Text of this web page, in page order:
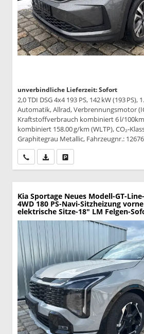
unverbindliche Lieferzeit: Sofort
2,0 TDI DSG 4x4 193 PS, 142 kW (193 PS),
Automatik, Allrad, Verbrennungsmotor
Kraftstoffverbrauch kombiniert 6 l/100km
kombiniert 158.00 g/km (WLTP), CO₂-
Graphitegrau Metallic, Fahrzeugnr.:
Wir rufen Sie anPDF-Datei, Fahrzeugexposé
Kia Sportage Neues Modell-GT-
4WD 180 PS-Navi-Sitzheizung
elektrische Sitze-18" LM Felgen-